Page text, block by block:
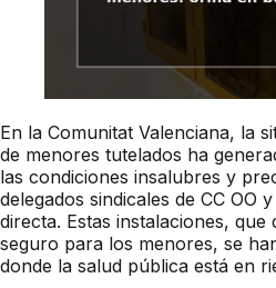
En la Comunitat Valenciana, la
de menores tutelados ha
las condiciones insalubres y
delegados sindicales de CC OO
directa. Estas instalaciones,
seguro para los menores, se
donde la salud pública está en